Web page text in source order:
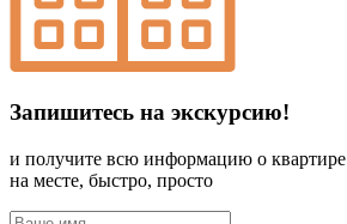
Запишитесь на экскурсию!
и получите всю информацию о квартире
на месте, быстро, просто